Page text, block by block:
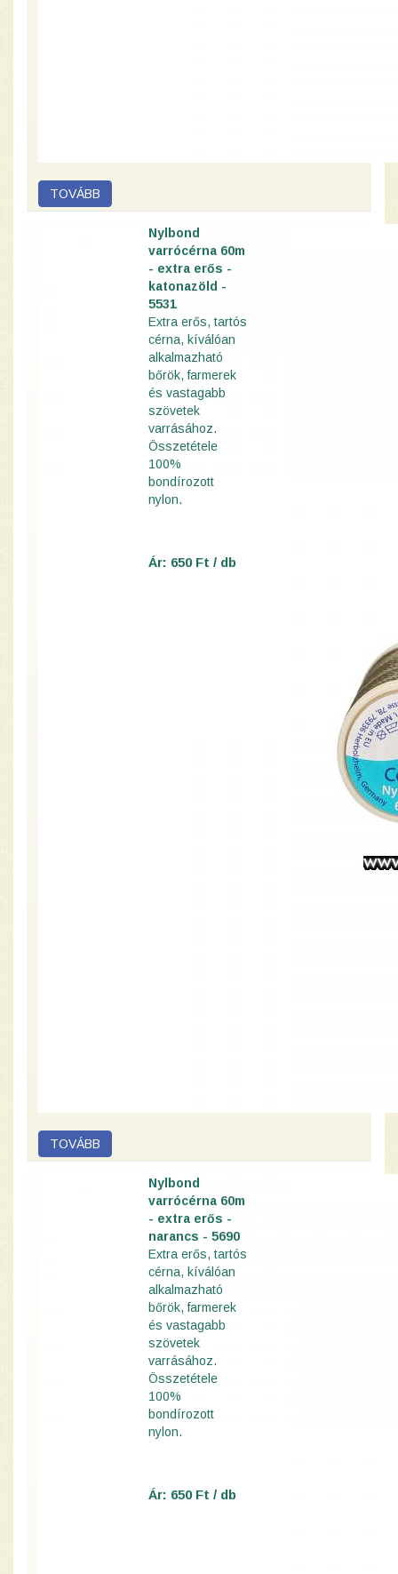
Nylbond
varrócérna 60m
- extra erős -
katonazöld -
5531
Extra erős, tartós
cérna, kíválóan
alkalmazható
bőrök, farmerek
és vastagabb
szövetek
varrásához.
Összetétele
100%
bondírozott
nylon.
Ár: 650 Ft / db
Nylbond
varrócérna 60m
- extra erős -
narancs - 5690
Extra erős, tartós
cérna, kíválóan
alkalmazható
bőrök, farmerek
és vastagabb
szövetek
varrásához.
Összetétele
100%
bondírozott
nylon.
Ár: 650 Ft / db